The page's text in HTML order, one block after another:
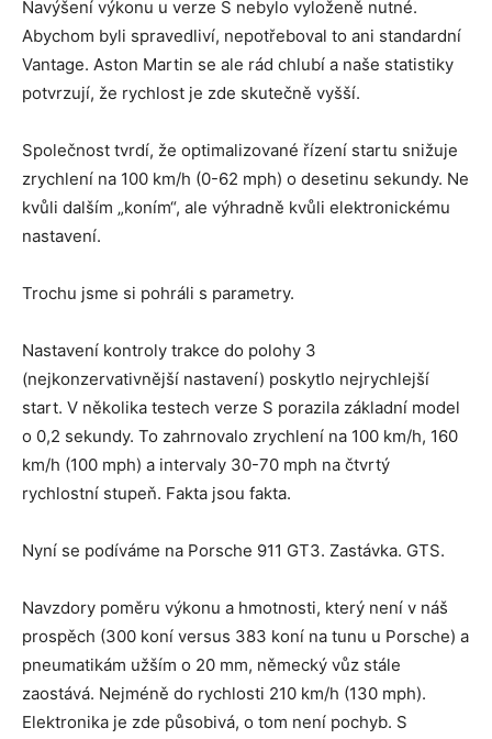
Navýšení výkonu u verze S nebylo vyloženě nutné.
Abychom byli spravedliví, nepotřeboval to ani standardní
Vantage. Aston Martin se ale rád chlubí a naše statistiky
potvrzují, že rychlost je zde skutečně vyšší.
Společnost tvrdí, že optimalizované řízení startu snižuje
zrychlení na 100 km/h (0-62 mph) o desetinu sekundy. Ne
kvůli dalším „koním“, ale výhradně kvůli elektronickému
nastavení.
Trochu jsme si pohráli s parametry.
Nastavení kontroly trakce do polohy 3
(nejkonzervativnější nastavení) poskytlo nejrychlejší
start. V několika testech verze S porazila základní model
o 0,2 sekundy. To zahrnovalo zrychlení na 100 km/h, 160
km/h (100 mph) a intervaly 30-70 mph na čtvrtý
rychlostní stupeň. Fakta jsou fakta.
Nyní se podíváme na Porsche 911 GT3. Zastávka. GTS.
Navzdory poměru výkonu a hmotnosti, který není v náš
prospěch (300 koní versus 383 koní na tunu u Porsche) a
pneumatikám užším o 20 mm, německý vůz stále
zaostává. Nejméně do rychlosti 210 km/h (130 mph).
Elektronika je zde působivá, o tom není pochyb. S